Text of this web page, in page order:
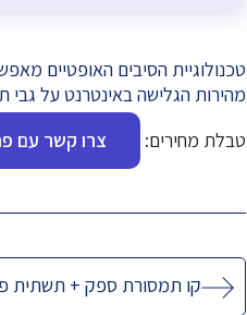
טכנולוגיית הסיבים האופטיים
מהירות הגלישה באינטרנט על גבי
טבלת מחירים:
צרו קשר עם
ניווטקו תמסורת ספק + תשתית